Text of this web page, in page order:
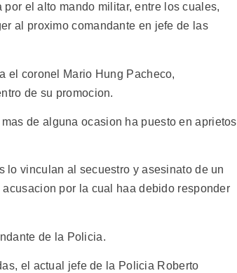
el alto mando militar, entre los cuales,
al proximo comandante en jefe de las
el coronel Mario Hung Pacheco,
de su promocion.
de alguna ocasion ha puesto en aprietos
lo vinculan al secuestro y asesinato de un
por la cual haa debido responder
de la Policia.
el actual jefe de la Policia Roberto